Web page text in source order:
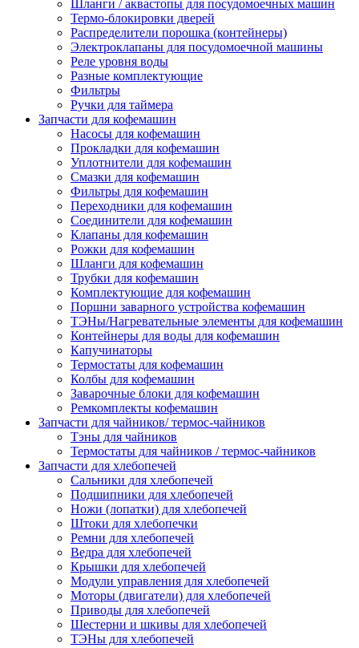
Шланги / аквастопы для посудомоечных машин
Термо-блокировки дверей
Распределители порошка (контейнеры)
Электроклапаны для посудомоечной машины
Реле уровня воды
Разные комплектующие
Фильтры
Ручки для таймера
Запчасти для кофемашин
Насосы для кофемашин
Прокладки для кофемашин
Уплотнители для кофемашин
Смазки для кофемашин
Фильтры для кофемашин
Переходники для кофемашин
Соединители для кофемашин
Клапаны для кофемашин
Рожки для кофемашин
Шланги для кофемашин
Трубки для кофемашин
Комплектующие для кофемашин
Поршни заварного устройства кофемашин
ТЭНы/Нагревательные элементы для кофемашин
Контейнеры для воды для кофемашин
Капучинаторы
Термостаты для кофемашин
Колбы для кофемашин
Заварочные блоки для кофемашин
Ремкомплекты кофемашин
Запчасти для чайников/ термос-чайников
Тэны для чайников
Термостаты для чайников / термос-чайников
Запчасти для хлебопечей
Сальники для хлебопечей
Подшипники для хлебопечей
Ножи (лопатки) для хлебопечей
Штоки для хлебопечки
Ремни для хлебопечей
Ведра для хлебопечей
Крышки для хлебопечей
Модули управления для хлебопечей
Моторы (двигатели) для хлебопечей
Приводы для хлебопечей
Шестерни и шкивы для хлебопечей
ТЭНы для хлебопечей